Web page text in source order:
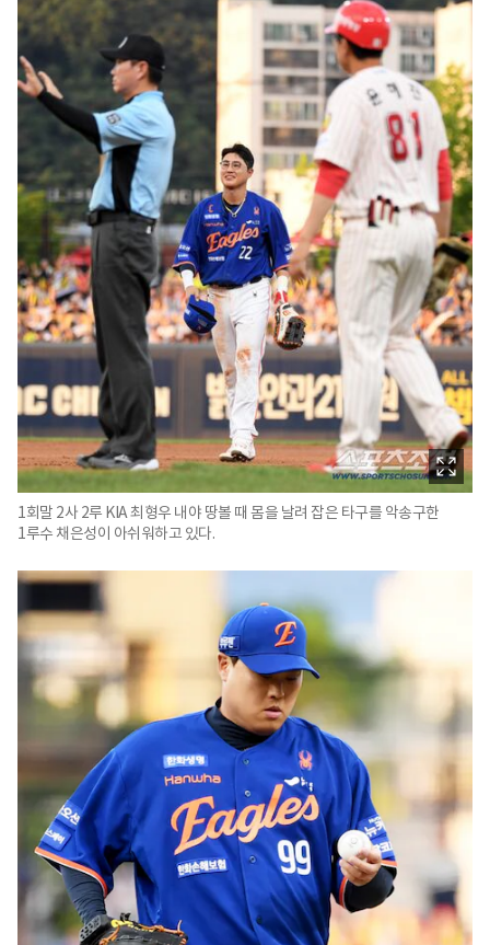
1회말 2사 2루 KIA 최형우 내야 땅볼 때 몸을 날려 잡은 타구를 악송구한
1루수 채은성이 아쉬워하고 있다.